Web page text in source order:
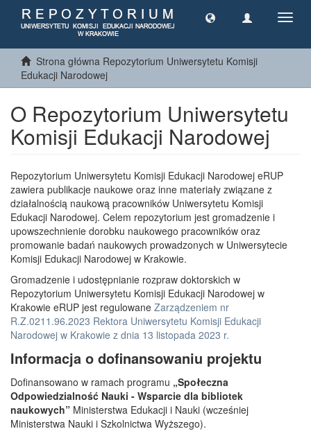
Strona główna Repozytorium Uniwersytetu Komisji
Edukacji Narodowej
O Repozytorium Uniwersytetu
Komisji Edukacji Narodowej
Repozytorium Uniwersytetu Komisji Edukacji Narodowej eRUP
zawiera publikacje naukowe oraz inne materiały związane z
działalnością naukową pracowników Uniwersytetu Komisji
Edukacji Narodowej. Celem repozytorium jest gromadzenie i
upowszechnienie dorobku naukowego pracowników oraz
promowanie badań naukowych prowadzonych w Uniwersytecie
Komisji Edukacji Narodowej w Krakowie.
Gromadzenie i udostępnianie rozpraw doktorskich w
Repozytorium Uniwersytetu Komisji Edukacji Narodowej w
Krakowie eRUP jest regulowane Zarządzeniem nr
R.Z.0211.96.2023 Rektora Uniwersytetu Komisji Edukacji
Narodowej w Krakowie z dnia 13 listopada 2023 r.
Informacja o dofinansowaniu projektu
Dofinansowano w ramach programu „Społeczna
Odpowiedzialność Nauki - Wsparcie dla bibliotek
naukowych” Ministerstwa Edukacji i Nauki (wcześniej
Ministerstwa Nauki i Szkolnictwa Wyższego).